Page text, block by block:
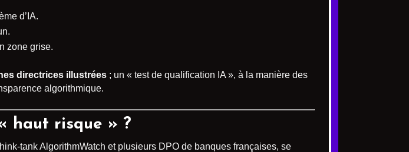
d’IA.
zone grise.
directrices illustrées ; un « test de qualification IA », à la manière des
algorithmique.
haut risque » ?
tank AlgorithmWatch et plusieurs DPO de banques françaises, se